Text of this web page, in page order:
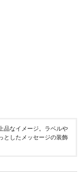
品なイメージ。ラベルや
としたメッセージの装飾